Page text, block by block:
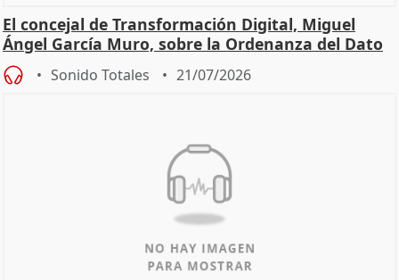
El concejal de Transformación Digital, Miguel
Ángel García Muro, sobre la Ordenanza del Dato
Sonido Totales 21/07/2026